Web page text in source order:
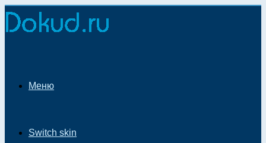
Меню
Switch skin